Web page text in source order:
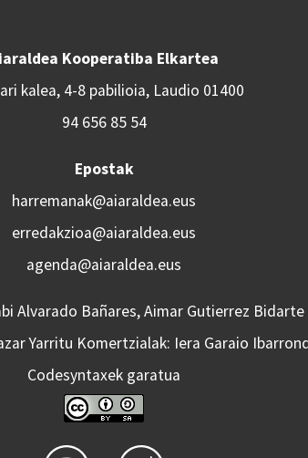
Kooperatiba Elkartea
kalea, 4-8 pabilioia, Laudio 01400
94 656 85 54
Epostak
harremanak@aiaraldea.eus
erredakzioa@aiaraldea.eus
agenda@aiaraldea.eus
Alvarado Bañares, Aimar Gutierrez
Yarritu Komertzialak: Iera Garaio
Codesyntaxek garatua